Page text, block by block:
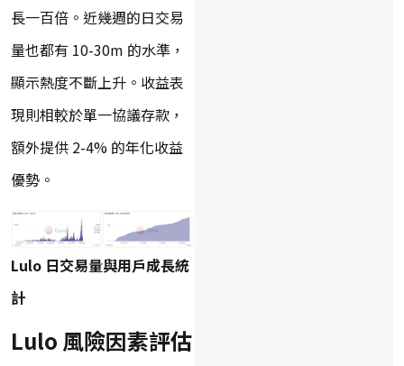
長一百倍。近幾週的日交易
量也都有 10-30m 的水準，
顯示熱度不斷上升。收益表
現則相較於單一協議存款，
額外提供 2-4% 的年化收益
優勢。
Lulo 日交易量與用戶成長統
計
Lulo 風險因素評估